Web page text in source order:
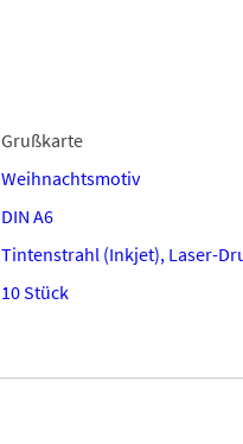
Grußkarte
Weihnachtsmotiv
DIN A6
Tintenstrahl (Inkjet), Laser-
10 Stück